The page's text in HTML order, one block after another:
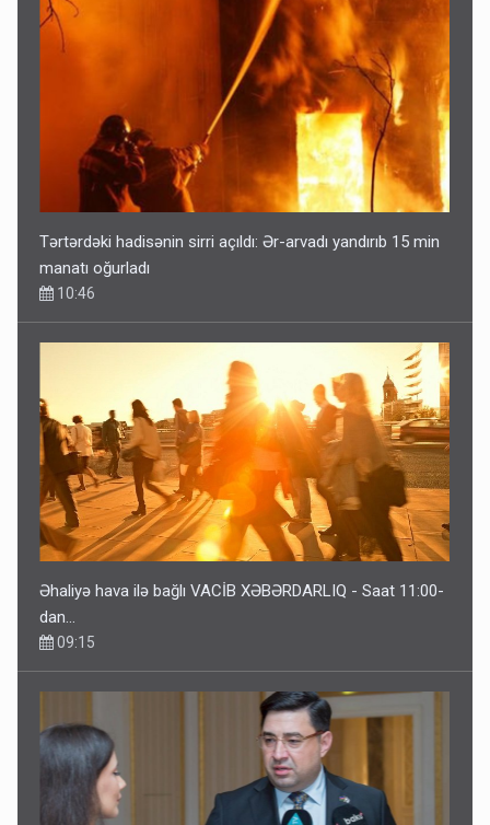
Tərtərdəki hadisənin sirri açıldı: Ər-arvadı yandırıb 15 min
manatı oğurladı
10:46
Əhaliyə hava ilə bağlı VACİB XƏBƏRDARLIQ - Saat 11:00-
dan…
09:15